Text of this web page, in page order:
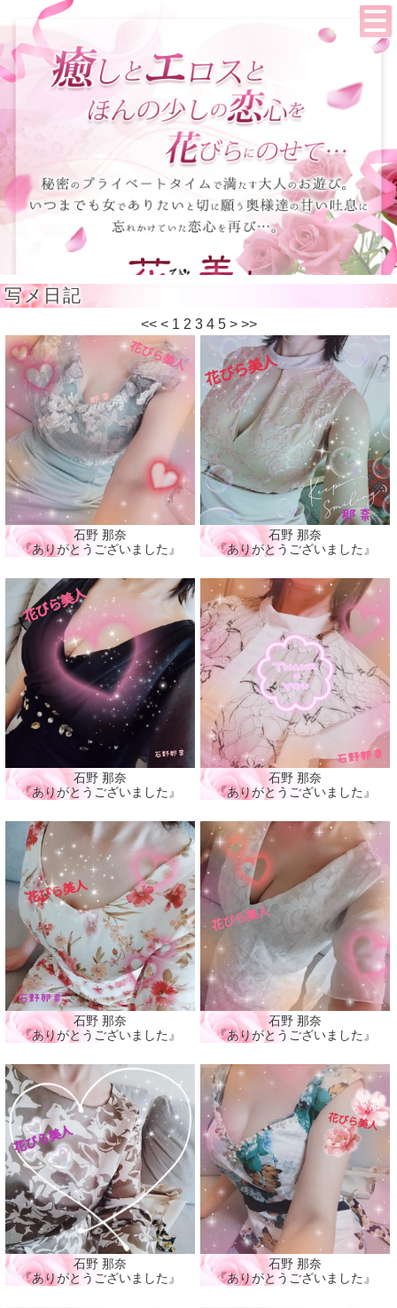
写メ日記
<< < 1 2 3 4 5 > >>
石野 那奈
『ありがとうございました』
石野 那奈
『ありがとうございました』
石野 那奈
『ありがとうございました』
石野 那奈
『ありがとうございました』
石野 那奈
『ありがとうございました』
石野 那奈
『ありがとうございました』
石野 那奈
『ありがとうございました』
石野 那奈
『ありがとうございました』